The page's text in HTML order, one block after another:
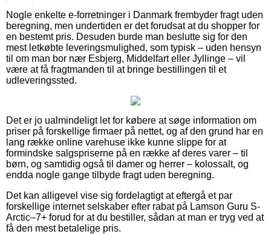
Nogle enkelte e-forretninger i Danmark frembyder fragt uden
beregning, men undertiden er det forudsat at du shopper for
en bestemt pris. Desuden burde man beslutte sig for den
mest letkøbte leveringsmulighed, som typisk – uden hensyn
til om man bor nær Esbjerg, Middelfart eller Jyllinge – vil
være at få fragtmanden til at bringe bestillingen til et
udleveringssted.
Det er jo ualmindeligt let for købere at søge information om
priser på forskellige firmaer på nettet, og af den grund har en
lang række online varehuse ikke kunne slippe for at
formindske salgspriserne på en række af deres varer – til
børn, og samtidig også til damer og herrer – kolossalt, og
endda nogle gange tilbyde fragt uden beregning.
Det kan alligevel vise sig fordelagtigt at eftergå et par
forskellige internet selskaber efter rabat på Lamson Guru S-
Arctic–7+ forud for at du bestiller, sådan at man er tryg ved at
få den mest betalelige pris.